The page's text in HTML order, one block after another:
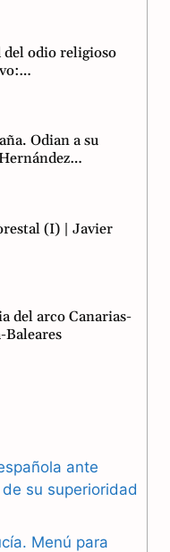
odio religioso
Odian a su
(I) | Javier
del arco Canarias-
ante
su superioridad
Menú para